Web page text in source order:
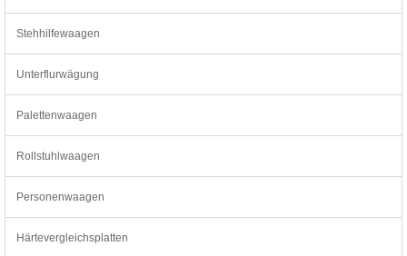
Stehhilfewaagen
Unterflurwägung
Palettenwaagen
Rollstuhlwaagen
Personenwaagen
Härtevergleichsplatten